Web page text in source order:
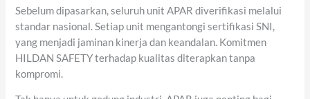
Sebelum dipasarkan, seluruh unit APAR diverifikasi melalui
standar nasional. Setiap unit mengantongi sertifikasi SNI,
yang menjadi jaminan kinerja dan keandalan. Komitmen
HILDAN SAFETY terhadap kualitas diterapkan tanpa
kompromi.